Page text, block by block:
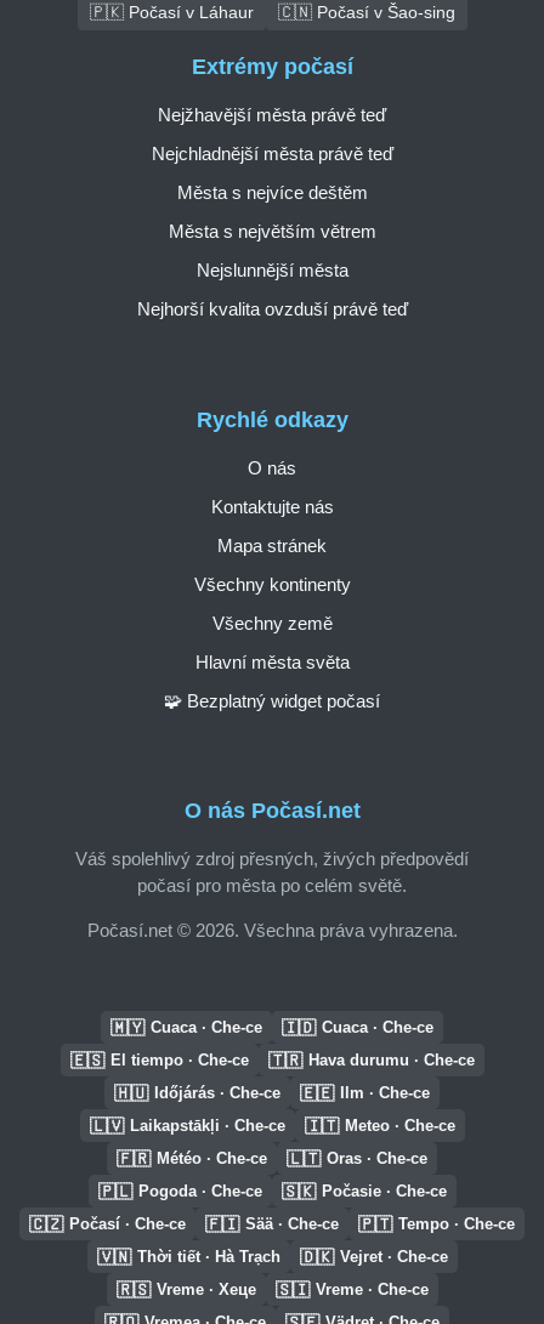
🇵🇰 Počasí v Láhaur
🇨🇳 Počasí v Šao-sing
O nás Počasí.net
Váš spolehlivý zdroj přesných, živých předpovědí
počasí pro města po celém světě.
Počasí.net © 2026. Všechna práva vyhrazena.
Rychlé odkazy
O nás
Kontaktujte nás
Mapa stránek
Všechny kontinenty
Všechny země
Hlavní města světa
🧩 Bezplatný widget počasí
Extrémy počasí
Nejžhavější města právě teď
Nejchladnější města právě teď
Města s nejvíce deštěm
Města s největším větrem
Nejslunnější města
Nejhorší kvalita ovzduší právě teď
🇲🇾 Cuaca · Che-ce 🇮🇩 Cuaca · Che-ce
🇪🇸 El tiempo · Che-ce 🇹🇷 Hava durumu · Che-ce
🇭🇺 Időjárás · Che-ce 🇪🇪 Ilm · Che-ce
🇱🇻 Laikapstākļi · Che-ce 🇮🇹 Meteo · Che-ce
🇫🇷 Météo · Che-ce 🇱🇹 Oras · Che-ce
🇵🇱 Pogoda · Che-ce 🇸🇰 Počasie · Che-ce
🇨🇿 Počasí · Che-ce 🇫🇮 Sää · Che-ce 🇵🇹 Tempo · Che-ce
🇻🇳 Thời tiết · Hà Trạch 🇩🇰 Vejret · Che-ce
🇷🇸 Vreme · Хеце 🇸🇮 Vreme · Che-ce